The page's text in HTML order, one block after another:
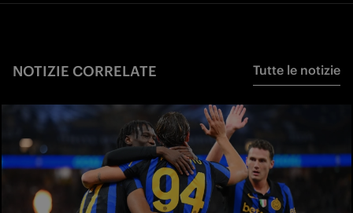
NOTIZIE CORRELATE Tutte le notizie